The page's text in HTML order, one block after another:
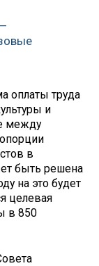
оплаты труда
и
между
в
быть решена
на это будет
целевая
в 850